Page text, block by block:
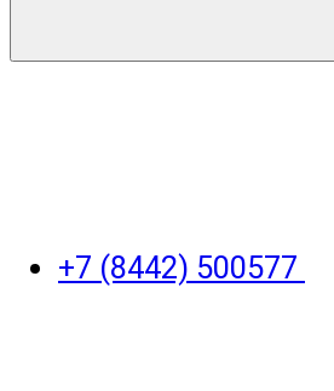
+7 (8442) 500577